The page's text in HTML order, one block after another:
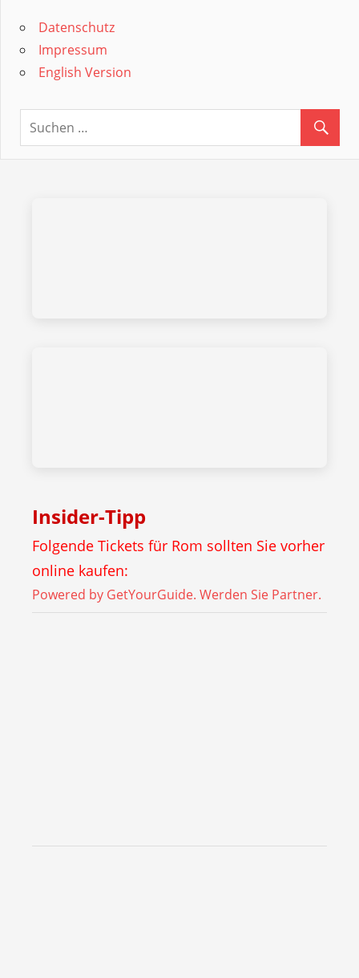
Datenschutz
Impressum
English Version
Insider-Tipp
Folgende Tickets für Rom sollten Sie vorher
online kaufen:
Powered by GetYourGuide. Werden Sie Partner.